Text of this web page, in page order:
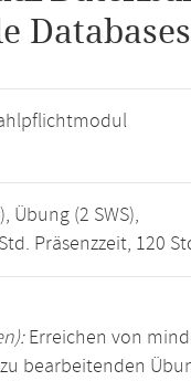
Übung (2 SWS),
Präsenzzeit, 120
Erreichen von
bearbeitenden